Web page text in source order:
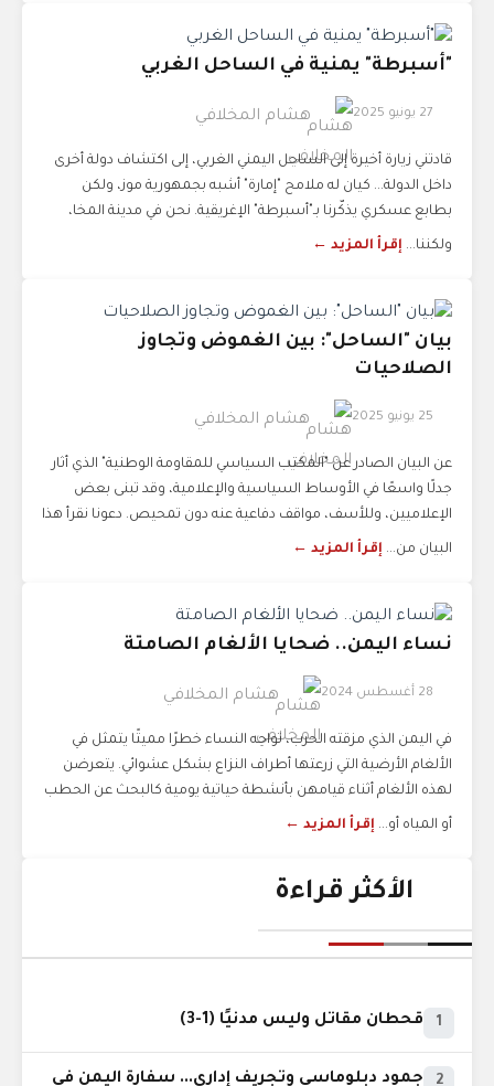
"أسبرطة" يمنية في الساحل الغربي
27 يونيو 2025 هشام المخلافي
قادتني زيارة أخيرة إلى الساحل اليمني الغربي، إلى اكتشاف دولة أخرى
داخل الدولة... كيان له ملامح "إمارة" أشبه بجمهورية موز، ولكن
بطابع عسكري يذكّرنا بـ"أسبرطة" الإغريقية. نحن في مدينة المخا،
ولكننا... إقرأ المزيد ←
بيان "الساحل": بين الغموض وتجاوز
الصلاحيات
25 يونيو 2025 هشام المخلافي
عن البيان الصادر عن "المكتب السياسي للمقاومة الوطنية" الذي أثار
جدلًا واسعًا في الأوساط السياسية والإعلامية، وقد تبنى بعض
الإعلاميين، وللأسف، مواقف دفاعية عنه دون تمحيص. دعونا نقرأ هذا
البيان من... إقرأ المزيد ←
نساء اليمن.. ضحايا الألغام الصامتة
28 أغسطس 2024 هشام المخلافي
في اليمن الذي مزقته الحرب، تواجه النساء خطرًا مميتًا يتمثل في
الألغام الأرضية التي زرعتها أطراف النزاع بشكل عشوائي. يتعرضن
لهذه الألغام أثناء قيامهن بأنشطة حياتية يومية كالبحث عن الحطب
أو المياه أو... إقرأ المزيد ←
الأكثر قراءة
1 قحطان مقاتل وليس مدنيًا (1-3)
2
جمود دبلوماسي وتجريف إداري... سفارة اليمن في